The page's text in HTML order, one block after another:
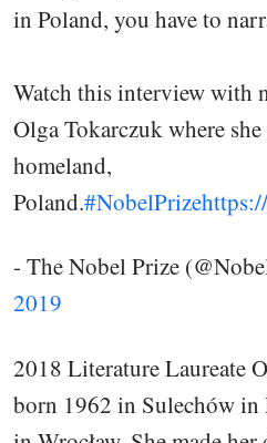
in Poland, you have to
Watch this interview with
Olga Tokarczuk where
homeland,
Poland.#NobelPrize
- The Nobel Prize
2019
2018 Literature Laureate
born 1962 in Sulechów in